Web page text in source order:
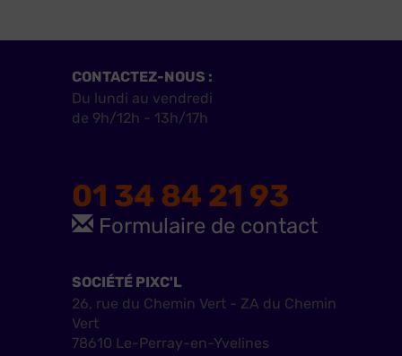
CONTACTEZ-NOUS :
Du lundi au vendredi
de 9h/12h - 13h/17h
01 34 84 21 93
Formulaire de contact
SOCIÉTÉ PIXC'L
26, rue du Chemin Vert - ZA du Chemin
Vert
78610 Le-Perray-en-Yvelines